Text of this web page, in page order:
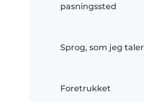
pasningssted
Sprog, som jeg taler
Foretrukket